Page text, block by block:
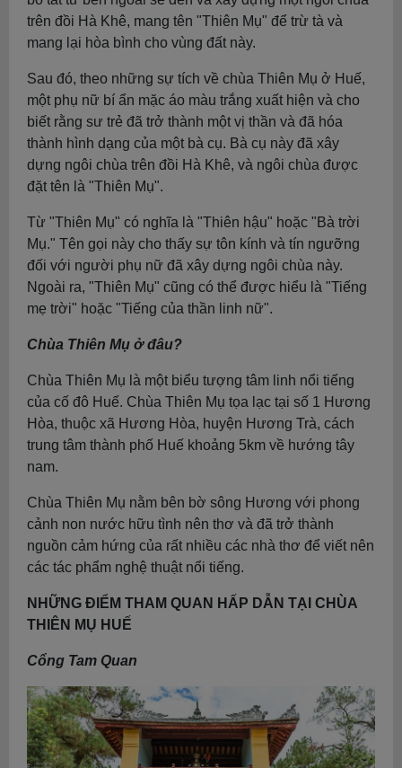
trên đồi Hà Khê, mang tên "Thiên Mụ" để trừ tà và
mang lại hòa bình cho vùng đất này.
Sau đó, theo những sự tích về chùa Thiên Mụ ở Huế,
một phụ nữ bí ẩn mặc áo màu trắng xuất hiện và cho
biết rằng sư trẻ đã trở thành một vị thần và đã hóa
thành hình dạng của một bà cụ. Bà cụ này đã xây
dựng ngôi chùa trên đồi Hà Khê, và ngôi chùa được
đặt tên là "Thiên Mụ".
Từ "Thiên Mụ" có nghĩa là "Thiên hậu" hoặc "Bà trời
Mụ." Tên gọi này cho thấy sự tôn kính và tín ngưỡng
đối với người phụ nữ đã xây dựng ngôi chùa này.
Ngoài ra, "Thiên Mụ" cũng có thể được hiểu là "Tiếng
mẹ trời" hoặc "Tiếng của thần linh nữ".
Chùa Thiên Mụ ở đâu?
Chùa Thiên Mụ là một biểu tượng tâm linh nổi tiếng
của cố đô Huế. Chùa Thiên Mụ tọa lạc tại số 1 Hương
Hòa, thuộc xã Hương Hòa, huyện Hương Trà, cách
trung tâm thành phố Huế khoảng 5km về hướng tây
nam.
Chùa Thiên Mụ nằm bên bờ sông Hương với phong
cảnh non nước hữu tình nên thơ và đã trở thành
nguồn cảm hứng của rất nhiều các nhà thơ để viết nên
các tác phẩm nghệ thuật nổi tiếng.
NHỮNG ĐIỂM THAM QUAN HẤP DẪN TẠI CHÙA
THIÊN MỤ HUẾ
Cổng Tam Quan